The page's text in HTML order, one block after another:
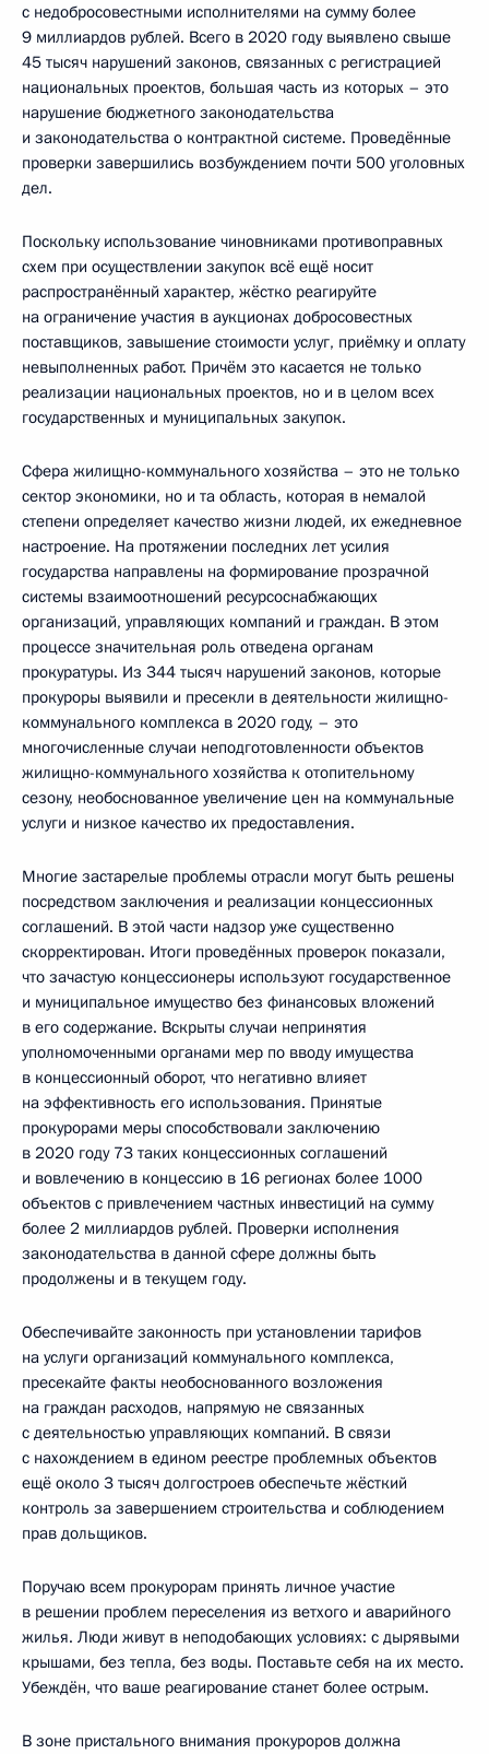
с недобросовестными исполнителями на сумму более
9 миллиардов рублей. Всего в 2020 году выявлено свыше
45 тысяч нарушений законов, связанных с регистрацией
национальных проектов, большая часть из которых – это
нарушение бюджетного законодательства
и законодательства о контрактной системе. Проведённые
проверки завершились возбуждением почти 500 уголовных
дел.
Поскольку использование чиновниками противоправных
схем при осуществлении закупок всё ещё носит
распространённый характер, жёстко реагируйте
на ограничение участия в аукционах добросовестных
поставщиков, завышение стоимости услуг, приёмку и оплату
невыполненных работ. Причём это касается не только
реализации национальных проектов, но и в целом всех
государственных и муниципальных закупок.
Сфера жилищно-коммунального хозяйства – это не только
сектор экономики, но и та область, которая в немалой
степени определяет качество жизни людей, их ежедневное
настроение. На протяжении последних лет усилия
государства направлены на формирование прозрачной
системы взаимоотношений ресурсоснабжающих
организаций, управляющих компаний и граждан. В этом
процессе значительная роль отведена органам
прокуратуры. Из 344 тысяч нарушений законов, которые
прокуроры выявили и пресекли в деятельности жилищно-
коммунального комплекса в 2020 году, – это
многочисленные случаи неподготовленности объектов
жилищно-коммунального хозяйства к отопительному
сезону, необоснованное увеличение цен на коммунальные
услуги и низкое качество их предоставления.
Многие застарелые проблемы отрасли могут быть решены
посредством заключения и реализации концессионных
соглашений. В этой части надзор уже существенно
скорректирован. Итоги проведённых проверок показали,
что зачастую концессионеры используют государственное
и муниципальное имущество без финансовых вложений
в его содержание. Вскрыты случаи непринятия
уполномоченными органами мер по вводу имущества
в концессионный оборот, что негативно влияет
на эффективность его использования. Принятые
прокурорами меры способствовали заключению
в 2020 году 73 таких концессионных соглашений
и вовлечению в концессию в 16 регионах более 1000
объектов с привлечением частных инвестиций на сумму
более 2 миллиардов рублей. Проверки исполнения
законодательства в данной сфере должны быть
продолжены и в текущем году.
Обеспечивайте законность при установлении тарифов
на услуги организаций коммунального комплекса,
пресекайте факты необоснованного возложения
на граждан расходов, напрямую не связанных
с деятельностью управляющих компаний. В связи
с нахождением в едином реестре проблемных объектов
ещё около 3 тысяч долгостроев обеспечьте жёсткий
контроль за завершением строительства и соблюдением
прав дольщиков.
Поручаю всем прокурорам принять личное участие
в решении проблем переселения из ветхого и аварийного
жилья. Люди живут в неподобающих условиях: с дырявыми
крышами, без тепла, без воды. Поставьте себя на их место.
Убеждён, что ваше реагирование станет более острым.
В зоне пристального внимания прокуроров должна